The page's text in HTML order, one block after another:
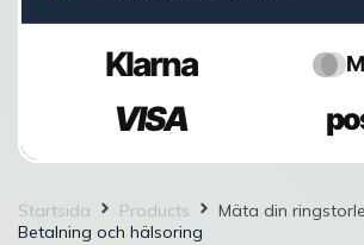
Klarna
VISA
Startsida Products
Mäta din
Betalning och hälsoring